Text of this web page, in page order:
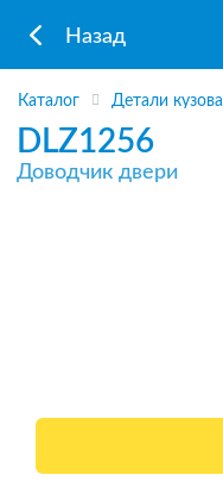
Назад
Каталог Детали кузова
DLZ1256
Доводчик двери